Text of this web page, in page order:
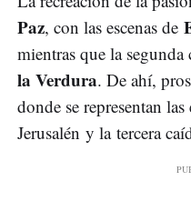
Paz, con las escenas de
mientras que la segunda
la Verdura. De ahí,
donde se representan
Jerusalén y la tercera